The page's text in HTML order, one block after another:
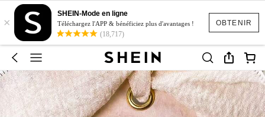
OBTENIR
×
SHEIN-Mode en ligne
Téléchargez l'APP & bénéficiez plus d'avantages !
(18,717)